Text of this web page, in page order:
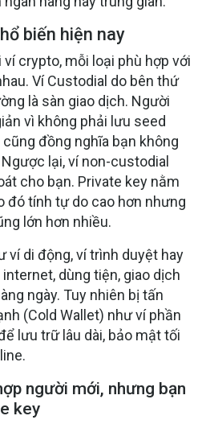
biến hiện nay
crypto, mỗi loại phù hợp với
Ví Custodial do bên thứ
là sàn giao dịch. Người
vì không phải lưu seed
đồng nghĩa bạn không
lại, ví non-custodial
cho bạn. Private key nằm
đó tính tự do cao hơn nhưng
lớn hơn nhiều.
ví di động, ví trình duyệt hay
dùng tiện, giao dịch
ngày. Tuy nhiên bị tấn
(Cold Wallet) như ví phần
lưu trữ lâu dài, bảo mật tối
người mới, nhưng bạn
key